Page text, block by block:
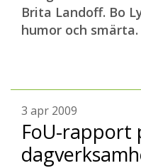
Brita Landoff. Bo
humor och smärta.
3 apr 2009
FoU-rapport